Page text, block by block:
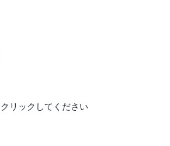
リックしてください